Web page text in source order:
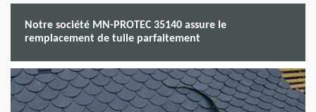
Notre société MN-PROTEC 35140 assure le
remplacement de tuile parfaitement